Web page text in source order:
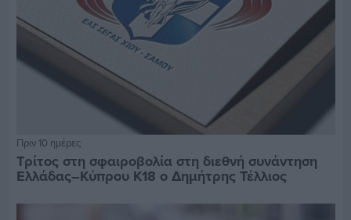
Πριν 10 ημέρες
Τρίτος στη σφαιροβολία στη διεθνή συνάντηση
Ελλάδας–Κύπρου Κ18 ο Δημήτρης Τέλλιος